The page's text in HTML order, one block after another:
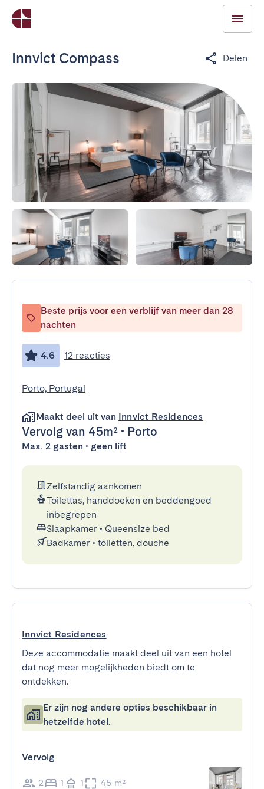
Innvict Compass Delen
Beste prijs voor een verblijf van meer dan 28
nachten
4.6 12 reacties
Porto, Portugal
Maakt deel uit van Innvict Residences
Vervolg van 45m² • Porto
Max. 2 gasten • geen lift
Zelfstandig aankomen
Toilettas, handdoeken en beddengoed
inbegrepen
Slaapkamer • Queensize bed
Badkamer • toiletten, douche
Innvict Residences
Deze accommodatie maakt deel uit van een hotel
dat nog meer mogelijkheden biedt om te
ontdekken.
Er zijn nog andere opties beschikbaar in
hetzelfde hotel.
Vervolg
2 1 1 45 m²